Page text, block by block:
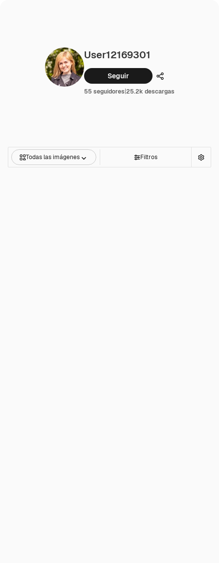
User12169301
Seguir Compartir
55 seguidores|25.2k descargas
Todas las imágenes Filtros